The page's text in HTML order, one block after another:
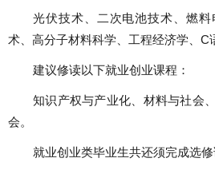
光伏技术、二次电池技术、燃
术、高分子材料科学、工程经济学、 C
建议修读以下就业创业课程：
知识产权与产业化、材料与社会
会。
就业创业类毕业生共还须完成选